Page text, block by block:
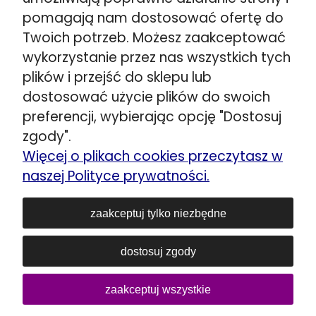
☎️
+48 662 901 048
Wskazówki dojazdu >>
Stojadła ul. Warszawska 79
obok Mińsk Mazowiecki
☎️+48 692 098 851
Wskazówki dojazdu >>
Kozerki ul. Generała G. Orlicz-Dreszera 29a
obok Grodzisk Mazowiecki
☎️+48 534 446 858
Wskazówki dojazdu >>
Siedlce ul. Łukowska 80
☎️+48 606 903 083
sklep@lozka-materace.pl
NIP: 1180739829
REGON: 016752510
pomagają nam dostosować ofertę do
Twoich potrzeb. Możesz zaakceptować
wykorzystanie przez nas wszystkich tych
plików i przejść do sklepu lub
dostosować użycie plików do swoich
preferencji, wybierając opcję "Dostosuj
zgody".
Więcej o plikach cookies przeczytasz w
naszej Polityce prywatności.
zaakceptuj tylko niezbędne
dostosuj zgody
zaakceptuj wszystkie